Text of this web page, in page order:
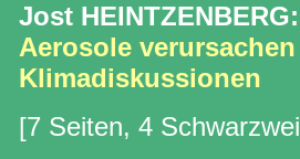
Jost HEINTZENBERG:
Aerosole
Klimadiskussionen
[7 Seiten, 4